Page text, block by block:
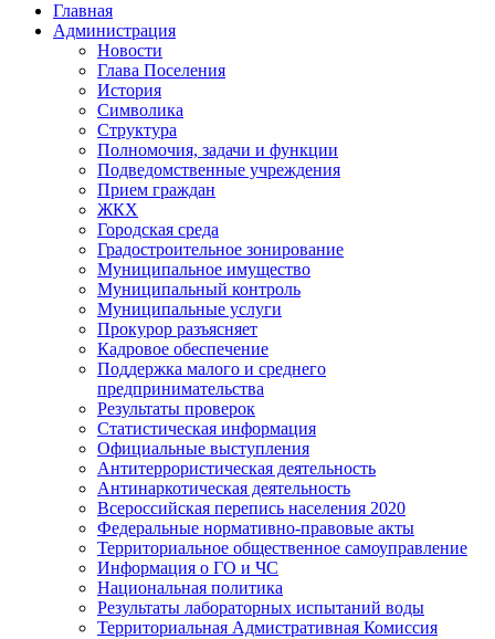
Главная
Администрация
Новости
Глава Поселения
История
Символика
Структура
Полномочия, задачи и функции
Подведомственные учреждения
Прием граждан
ЖКХ
Городская среда
Градостроительное зонирование
Муниципальное имущество
Муниципальный контроль
Муниципальные услуги
Прокурор разъясняет
Кадровое обеспечение
Поддержка малого и среднего
предпринимательства
Результаты проверок
Статистическая информация
Официальные выступления
Антитеррористическая деятельность
Антинаркотическая деятельность
Всероссийская перепись населения 2020
Федеральные нормативно-правовые акты
Территориальное общественное самоуправление
Информация о ГО и ЧС
Национальная политика
Результаты лабораторных испытаний воды
Территориальная Адмистративная Комиссия